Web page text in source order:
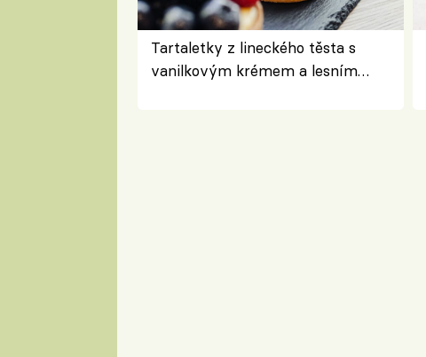
Tartaletky z lineckého těsta s
vanilkovým krémem a lesním